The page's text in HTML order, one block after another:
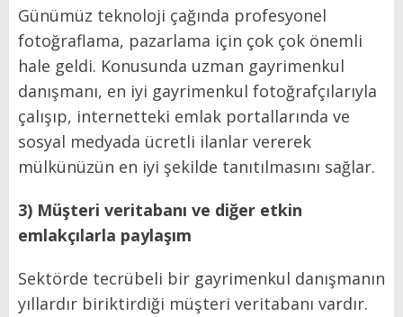
Günümüz teknoloji çağında profesyonel
fotoğraflama, pazarlama için çok çok önemli
hale geldi. Konusunda uzman gayrimenkul
danışmanı, en iyi gayrimenkul fotoğrafçılarıyla
çalışıp, internetteki emlak portallarında ve
sosyal medyada ücretli ilanlar vererek
mülkünüzün en iyi şekilde tanıtılmasını sağlar.
3) Müşteri veritabanı ve diğer etkin
emlakçılarla paylaşım
Sektörde tecrübeli bir gayrimenkul danışmanın
yıllardır biriktirdiği müşteri veritabanı vardır.